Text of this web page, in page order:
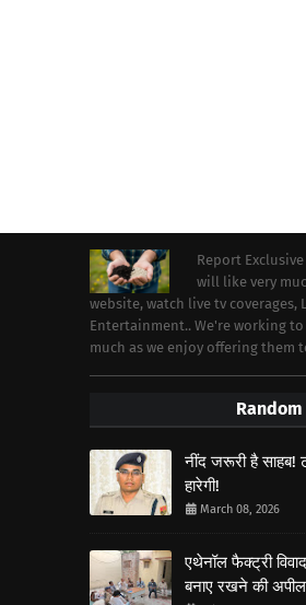
Report
will like very
website, watch live tv coverages,
Entertainment.. We're working
much as we enjoy offering them
नींद जरूरी है साहब!
हारेगी!
March 08, 2026
एथेनॉल फैक्ट्री
बनाए रखने की अपील